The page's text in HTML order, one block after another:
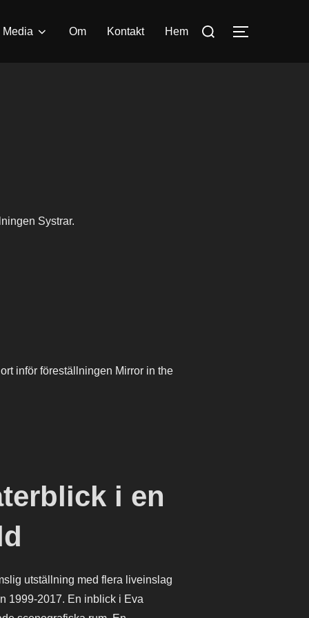
Media Om Kontakt Hem
Search
TOGGLE
Systrar.
inför föreställningen Mirror in the
i en
utställning med flera liveinslag
1999-2017. En inblick i Eva